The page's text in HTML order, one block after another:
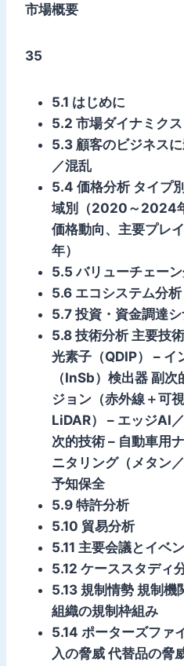
市場概要
35
5.1 はじめに
5.2 市場ダイナミクス
5.3 顧客のビジネス
／混乱
5.4 価格分析 タイプ
域別（2020～2024
価格動向、主要プレ
年）
5.5 バリューチェー
5.6 エコシステム分析
5.7 投資・資金調達
5.8 技術分析 主要技
光素子（QDIP） – イ
（InSb）検出器 副
ジョン（赤外線＋可
LiDAR） – エッジAI
次的技術 – 自動車用
ニタリング（メタン
予知保全
5.9 特許分析
5.10 貿易分析
5.11 主要会議とイベ
5.12 ケーススタディ
5.13 規制情勢 規制機
組織の規制枠組み
5.14 ポーターズファ
入の脅威 代替品の脅